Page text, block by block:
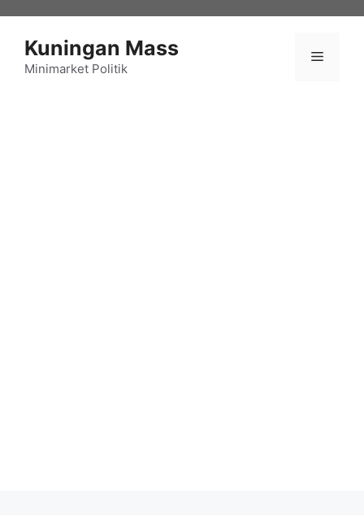
Kuningan Mass
Minimarket Politik
Menu